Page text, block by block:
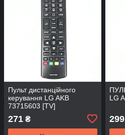
Пульт дистанційного
керування LG AKB
73715603 [TV]
271 ₴
LG
299